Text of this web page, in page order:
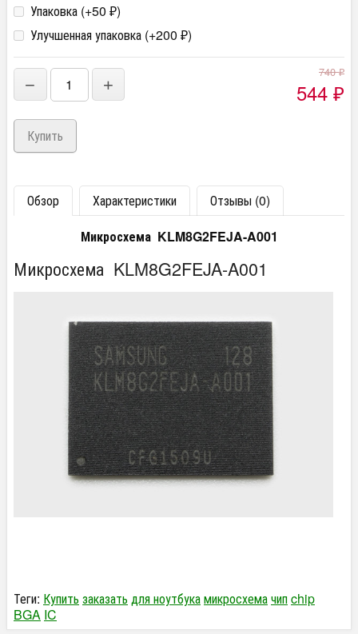
Упаковка (+50 ₽)
Улучшенная упаковка (+200 ₽)
− +
740₽
544 ₽
Обзор Характеристики
Отзывы (0)
Микросхема KLM8G2FEJA-A001
Микросхема KLM8G2FEJA-A001
Теги: Купить заказать для ноутбукамикросхемачипchip
BGA IC